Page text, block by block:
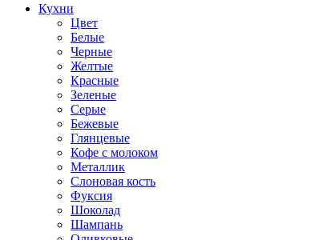
Кухни
Цвет
Белые
Черные
Желтые
Красные
Зеленые
Серые
Бежевые
Глянцевые
Кофе с молоком
Металлик
Слоновая кость
Фуксия
Шоколад
Шампань